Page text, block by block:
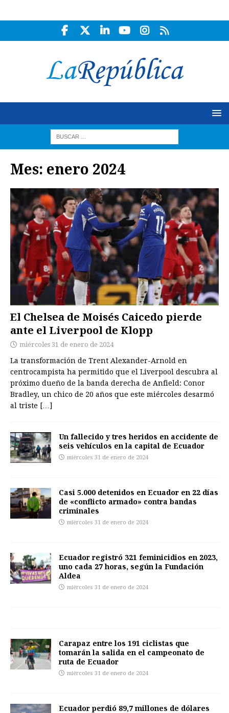
Mes: enero 2024
El Chelsea de Moisés Caicedo pierde
ante el Liverpool de Klopp
miércoles 31 de enero de 2024
La transformación de Trent Alexander-Arnold en
centrocampista ha permitido que el Liverpool descubra al
próximo dueño de la banda derecha de Anfield: Conor
Bradley, un chico de 20 años que este miércoles desarmó
al triste […]
Un fallecido y tres heridos en accidente de
seis vehículos en la capital de Ecuador
miércoles 31 de enero de 2024
Casi 5.000 detenidos en Ecuador en 22 días
de «conflicto armado» contra bandas
criminales
miércoles 31 de enero de 2024
Ecuador registró 321 feminicidios en 2023,
uno cada 27 horas, según la Fundación
Aldea
miércoles 31 de enero de 2024
Carapaz entre los 191 ciclistas que
tomarán la salida en el campeonato de
ruta de Ecuador
miércoles 31 de enero de 2024
Ecuador perdió 89,7 millones de dólares